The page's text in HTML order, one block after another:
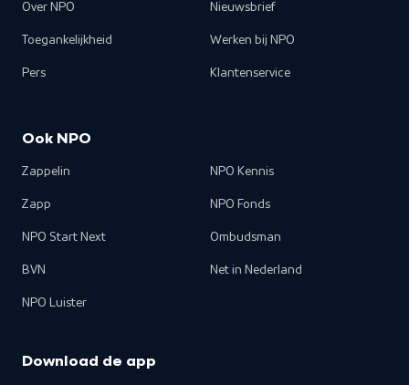
Over NPO
Toegankelijkheid
Pers
Nieuwsbrief
Werken bij NPO
Klantenservice
Ook NPO
Zappelin
Zapp
NPO Start Next
BVN
NPO Luister
NPO Kennis
NPO Fonds
Ombudsman
Net in Nederland
Download de app